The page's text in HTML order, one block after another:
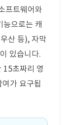
프트웨어와
능으로는 캐
산 등), 자막
있습니다.
15초짜리 영
가 요구됩